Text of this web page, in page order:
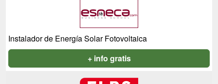
Instalador de Energía Solar Fotovoltaica
+ info gratis